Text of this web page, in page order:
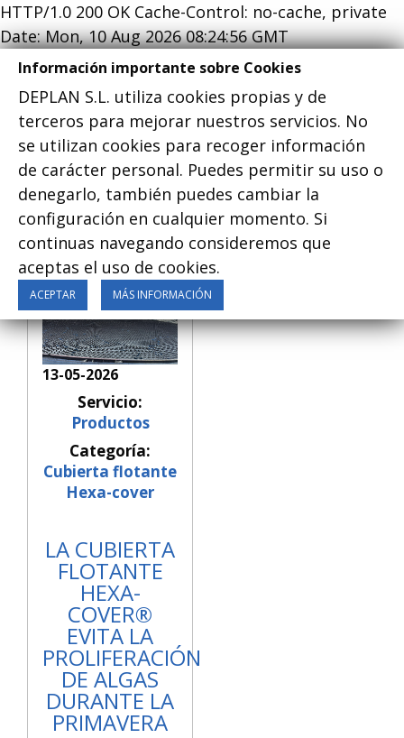
HTTP/1.0 200 OK Cache-Control: no-cache, private
Date: Mon, 10 Aug 2026 08:24:56 GMT
Información importante sobre Cookies
DEPLAN S.L. utiliza cookies propias y de
terceros para mejorar nuestros servicios. No
se utilizan cookies para recoger información
de carácter personal. Puedes permitir su uso o
denegarlo, también puedes cambiar la
configuración en cualquier momento. Si
continuas navegando consideremos que
aceptas el uso de cookies.
ACEPTAR MÁS INFORMACIÓN
Menu
Noticia
13-05-2026
Servicio:
Productos
Categoría:
Cubierta flotante
Hexa-cover
LA CUBIERTA
FLOTANTE
HEXA-
COVER®
EVITA LA
PROLIFERACIÓN
DE ALGAS
DURANTE LA
PRIMAVERA